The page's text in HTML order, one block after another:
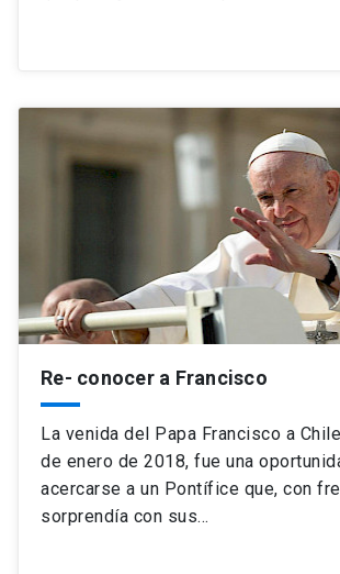
Re- conocer a Francisco
La venida del Papa Francisco a
de enero de 2018, fue una
acercarse a un Pontífice que, con
sorprendía con sus…